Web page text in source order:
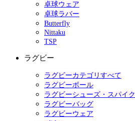
卓球ウェア
卓球ラバー
Butterfly
Nittaku
TSP
ラグビー
ラグビーカテゴリすべて
ラグビーボール
ラグビーシューズ・スパイク
ラグビーバッグ
ラグビーウェア